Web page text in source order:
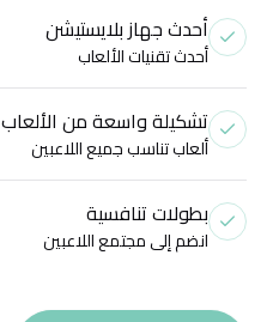
أحدث جهاز بلايستيشن
أحدث تقنيات الألعاب
تشكيلة واسعة من الألعاب
ألعاب تناسب جميع اللاعبين
بطولات تنافسية
انضم إلى مجتمع اللاعبين